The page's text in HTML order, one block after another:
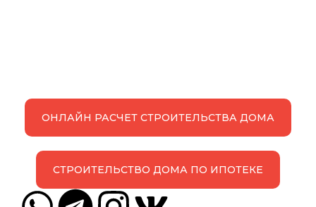
ОНЛАЙН РАСЧЕТ СТРОИТЕЛЬСТВА ДОМА
СТРОИТЕЛЬСТВО ДОМА ПО ИПОТЕКЕ